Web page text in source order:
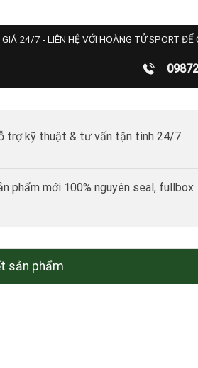
GIÁ 24/7 - LIÊN HỆ VỚI HOÀNG TỬ SPORT
trợ kỹ thuật & tư vấn tận tình 24/7
phẩm mới 100% nguyên seal, fullbox
sản phẩm